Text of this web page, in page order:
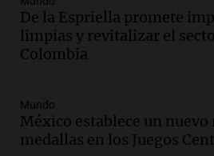
Congreso y evacuación
oxígeno en
Panorama Federal
y llega avión para
brigada aérea
Panorama Federal
De la Espriella promete
limpias y revitalizar el
Colombia
Mundo
México establece un nuevo
medallas en los Juegos